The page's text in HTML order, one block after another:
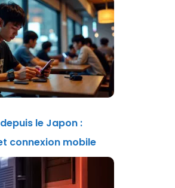
le Japon :
connexion mobile